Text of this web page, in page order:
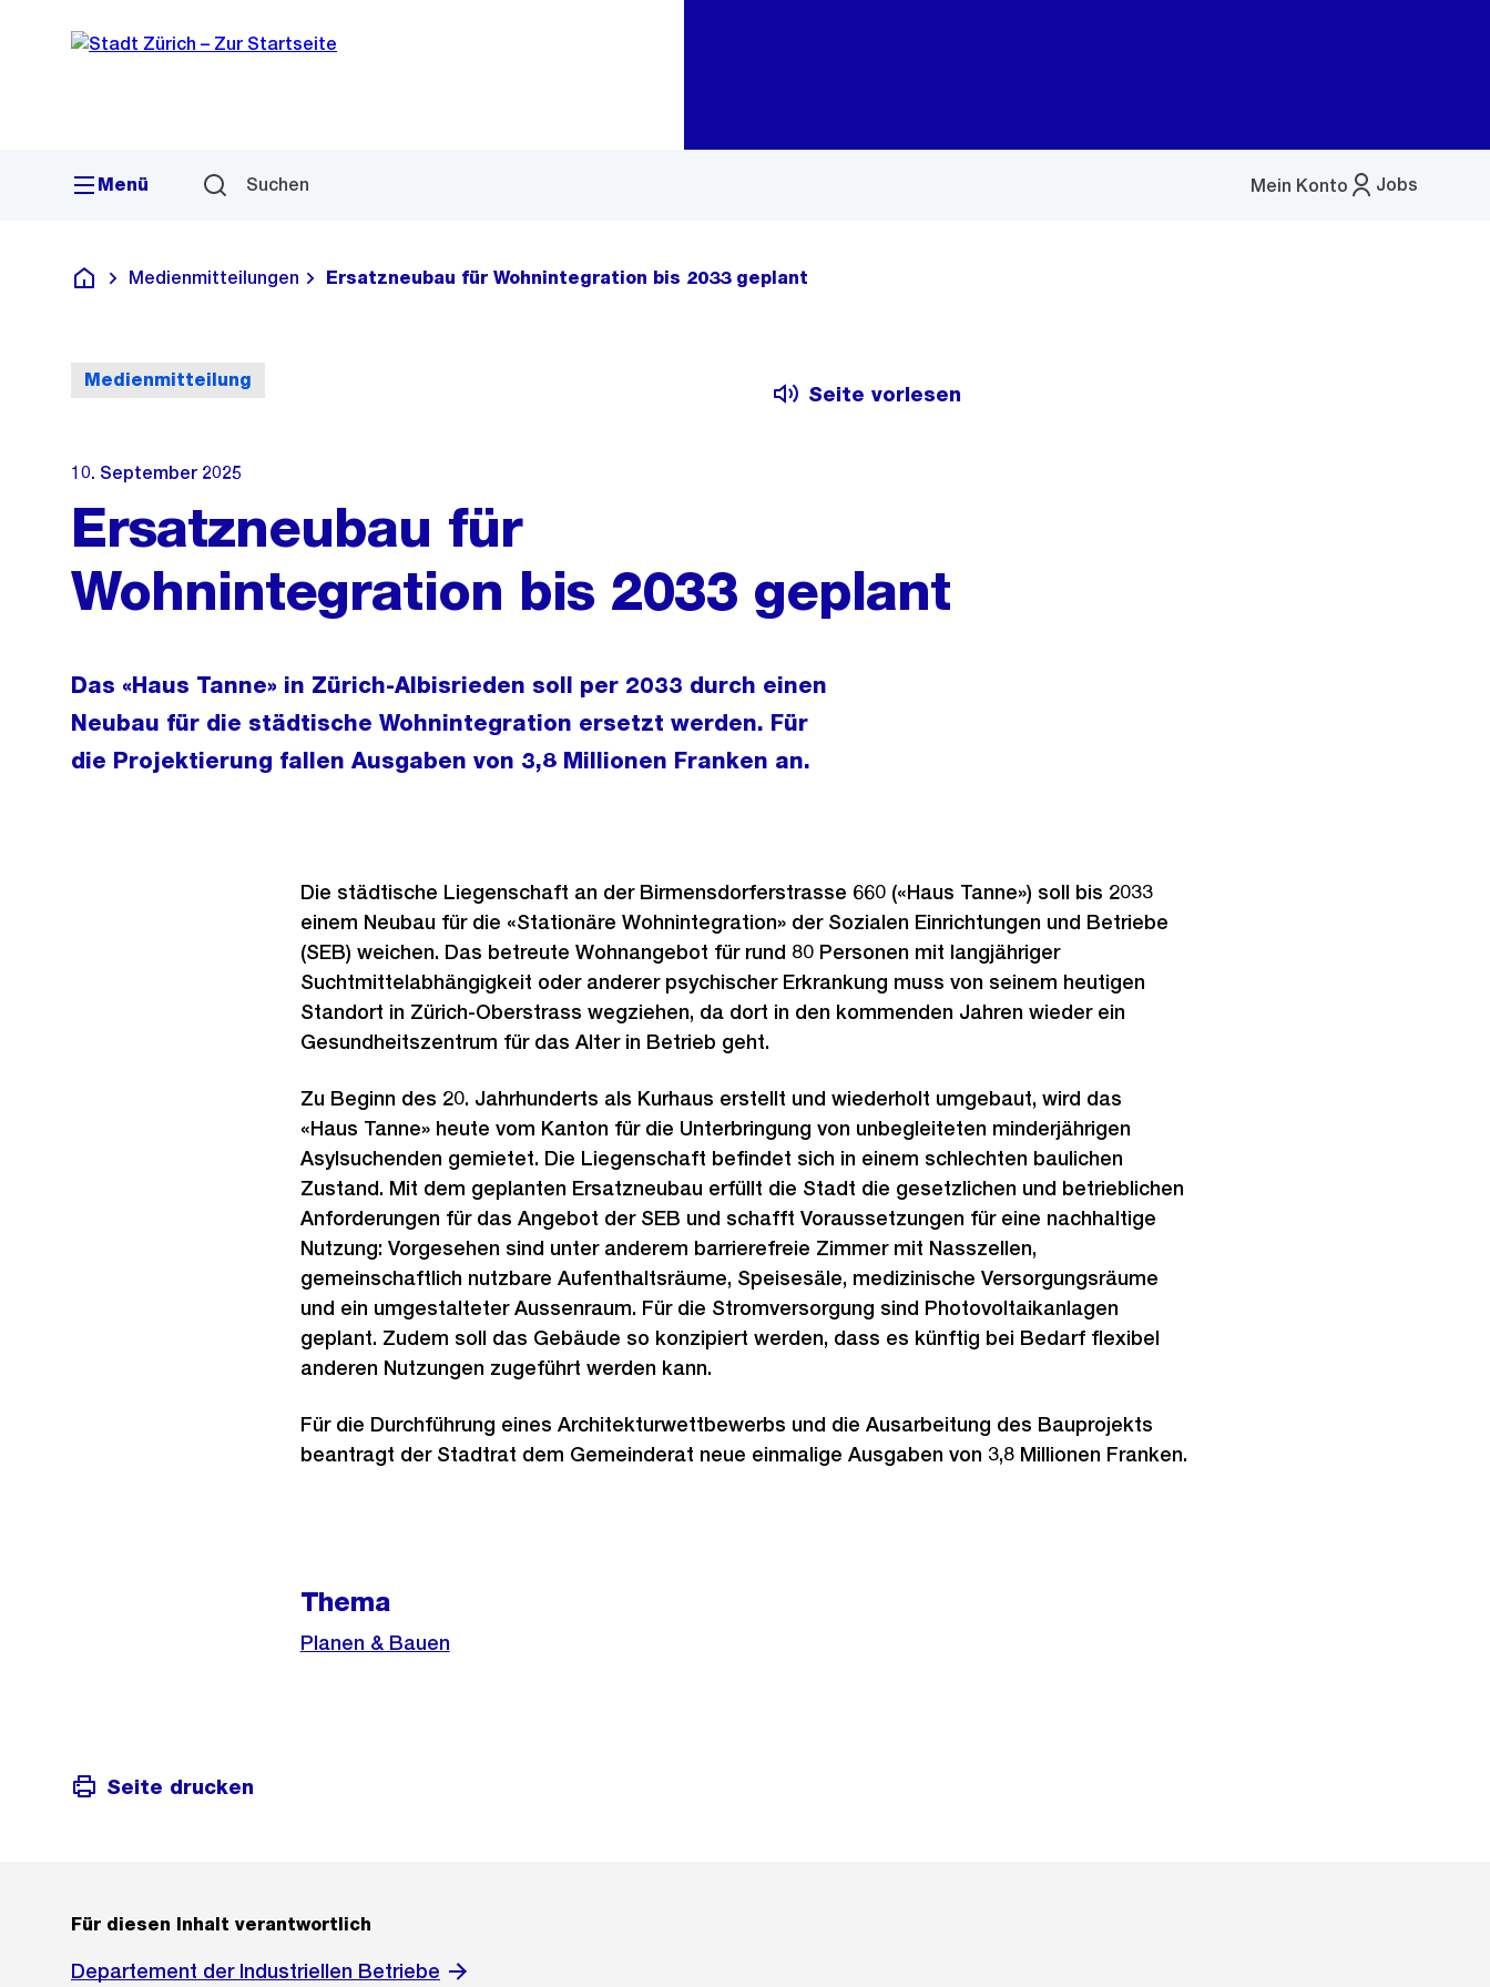
Navigation
Sprunglink
Menü Suchen Jobs
Mein Konto
Menü
Deutsch
Medienmitteilungen Ersatzneubau für Wohnintegration bis 2033 geplant
Medienmitteilung
Seite vorlesen
10. September 2025
Ersatzneubau für
Wohnintegration bis 2033 geplant
Das «Haus Tanne» in Zürich-Albisrieden soll per 2033 durch einen
Neubau für die städtische Wohnintegration ersetzt werden. Für
die Projektierung fallen Ausgaben von 3,8 Millionen Franken an.
Die städtische Liegenschaft an der Birmensdorferstrasse 660 («Haus Tanne») soll bis 2033
einem Neubau für die «Stationäre Wohnintegration» der Sozialen Einrichtungen und Betriebe
(SEB) weichen. Das betreute Wohnangebot für rund 80 Personen mit langjähriger
Suchtmittelabhängigkeit oder anderer psychischer Erkrankung muss von seinem heutigen
Standort in Zürich-Oberstrass wegziehen, da dort in den kommenden Jahren wieder ein
Gesundheitszentrum für das Alter in Betrieb geht.
Zu Beginn des 20. Jahrhunderts als Kurhaus erstellt und wiederholt umgebaut, wird das
«Haus Tanne» heute vom Kanton für die Unterbringung von unbegleiteten minderjährigen
Asylsuchenden gemietet. Die Liegenschaft befindet sich in einem schlechten baulichen
Zustand. Mit dem geplanten Ersatzneubau erfüllt die Stadt die gesetzlichen und betrieblichen
Anforderungen für das Angebot der SEB und schafft Voraussetzungen für eine nachhaltige
Nutzung: Vorgesehen sind unter anderem barrierefreie Zimmer mit Nasszellen,
gemeinschaftlich nutzbare Aufenthaltsräume, Speisesäle, medizinische Versorgungsräume
und ein umgestalteter Aussenraum. Für die Stromversorgung sind Photovoltaikanlagen
geplant. Zudem soll das Gebäude so konzipiert werden, dass es künftig bei Bedarf flexibel
anderen Nutzungen zugeführt werden kann.
Für die Durchführung eines Architekturwettbewerbs und die Ausarbeitung des Bauprojekts
beantragt der Stadtrat dem Gemeinderat neue einmalige Ausgaben von 3,8 Millionen Franken.
Thema
Planen & Bauen
Seite drucken
Für diesen Inhalt verantwortlich
Departement der Industriellen Betriebe